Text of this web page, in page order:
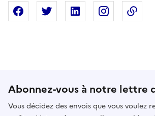
Partager sur Facebook
Partager sur XPartager surPartager
Abonnez-vous à notre lettre
Vous décidez des envois que vous voulez